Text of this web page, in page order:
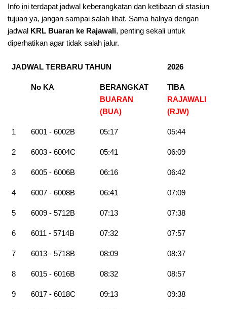
Info ini terdapat jadwal keberangkatan dan ketibaan di stasiun
tujuan ya, jangan sampai salah lihat. Sama halnya dengan
jadwal KRL Buaran ke Rajawali, penting sekali untuk
diperhatikan agar tidak salah jalur.
JADWAL TERBARU TAHUN 2026
No KA
BERANGKAT
BUARAN
(BUA)
TIBA
RAJAWALI
(RJW)
1 6001 - 6002B 05:17 05:44
2 6003 - 6004C 05:41 06:09
3 6005 - 6006B 06:16 06:42
4 6007 - 6008B 06:41 07:09
5 6009 - 5712B 07:13 07:38
6 6011 - 5714B 07:32 07:57
7 6013 - 5718B 08:09 08:37
8 6015 - 6016B 08:32 08:57
9 6017 - 6018C 09:13 09:38